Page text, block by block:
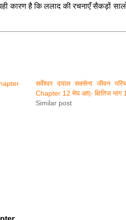
कारण है कि ललाद की रचनाएँ सैकड़ों
सर्वेश्वर दयाल सक्सेना जीवन
Chapter 12 मेघ आए- क्षितिज भाग
Similar post